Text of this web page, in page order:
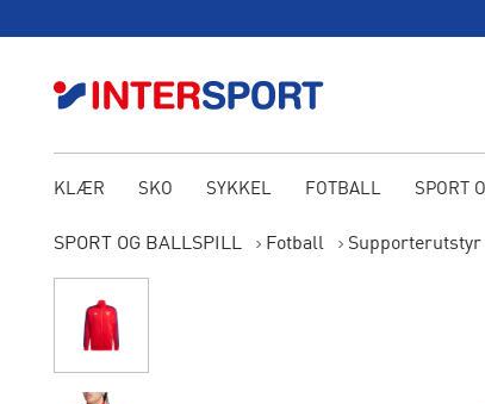
KLÆR SKO SYKKEL FOTBALL SPORT
SPORT OG BALLSPILL Fotball Supporterutstyr